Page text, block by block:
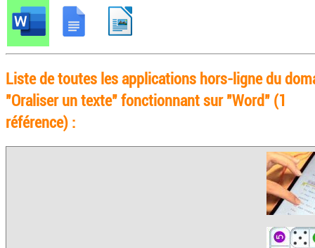
Liste de toutes les applications hors-ligne du
"Oraliser un texte" fonctionnant sur "Word" (1
référence) :